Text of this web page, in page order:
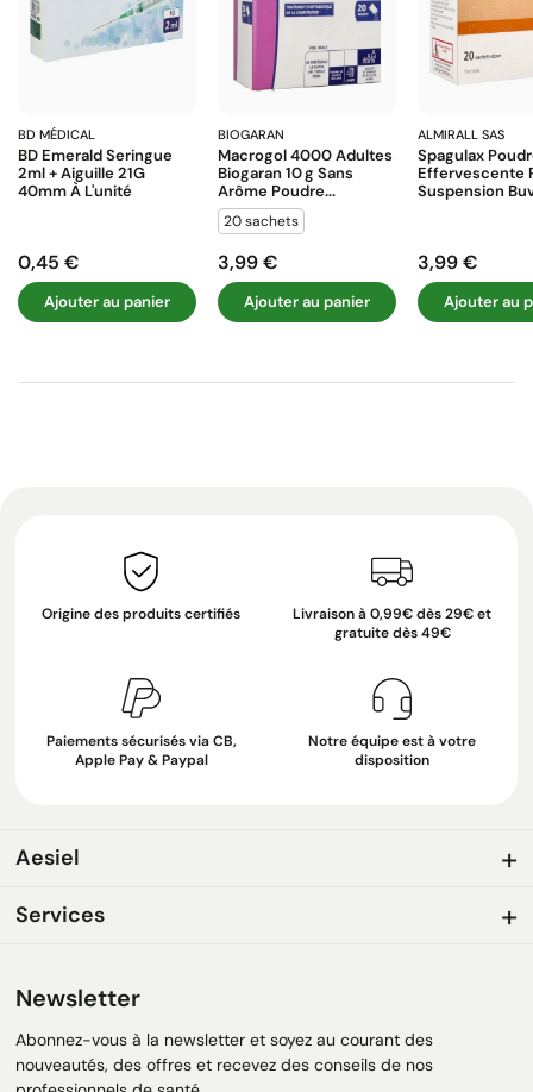
BD MÉDICAL
BD Emerald Seringue
2ml + Aiguille 21G
40mm À L'unité
Prix
0,45 €
Ajouter au panier
BIOGARAN
Macrogol 4000 Adultes
Biogaran 10 G Sans
Arôme Poudre...
20 sachets
Prix
3,99 €
Ajouter au panier
ALMIRALL SAS
Spagulax
Effervescente
Suspension
Prix
3,99 €
Ajouter au
Origine des produits certifiés
Livraison à 0,99€ dès 29€ et
gratuite dès 49€
Paiements sécurisés via CB,
Apple Pay & Paypal
Notre équipe est à votre
disposition
Aesiel
Services
Newsletter
Abonnez-vous à la newsletter et soyez au courant des
nouveautés, des offres et recevez des conseils de nos